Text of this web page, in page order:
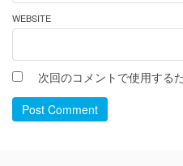
WEBSITE
次回のコメントで使用する
Post Comment